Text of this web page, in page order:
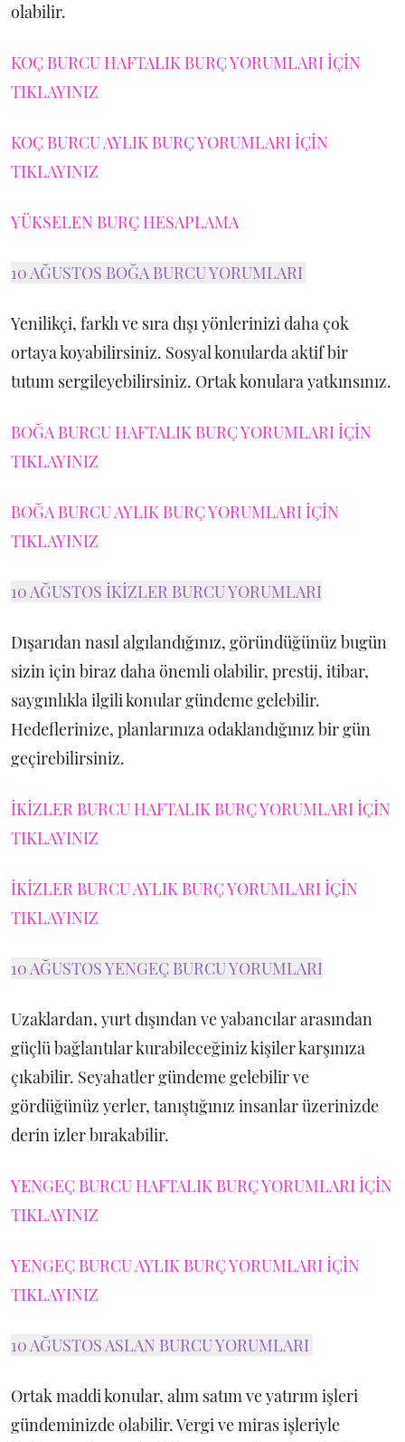
olabilir.
KOÇ BURCU HAFTALIK BURÇ YORUMLARI İÇİN
TIKLAYINIZ
KOÇ BURCU AYLIK BURÇ YORUMLARI İÇİN
TIKLAYINIZ
YÜKSELEN BURÇ HESAPLAMA
10 AĞUSTOS BOĞA BURCU YORUMLARI
Yenilikçi, farklı ve sıra dışı yönlerinizi daha çok
ortaya koyabilirsiniz. Sosyal konularda aktif bir
tutum sergileyebilirsiniz. Ortak konulara yatkınsınız.
BOĞA BURCU HAFTALIK BURÇ YORUMLARI İÇİN
TIKLAYINIZ
BOĞA BURCU AYLIK BURÇ YORUMLARI İÇİN
TIKLAYINIZ
10 AĞUSTOS İKİZLER BURCU YORUMLARI
Dışarıdan nasıl algılandığınız, göründüğünüz bugün
sizin için biraz daha önemli olabilir, prestij, itibar,
saygınlıkla ilgili konular gündeme gelebilir.
Hedeflerinize, planlarınıza odaklandığınız bir gün
geçirebilirsiniz.
İKİZLER BURCU HAFTALIK BURÇ YORUMLARI İÇİN
TIKLAYINIZ
İKİZLER BURCU AYLIK BURÇ YORUMLARI İÇİN
TIKLAYINIZ
10 AĞUSTOS YENGEÇ BURCU YORUMLARI
Uzaklardan, yurt dışından ve yabancılar arasından
güçlü bağlantılar kurabileceğiniz kişiler karşınıza
çıkabilir. Seyahatler gündeme gelebilir ve
gördüğünüz yerler, tanıştığınız insanlar üzerinizde
derin izler bırakabilir.
YENGEÇ BURCU HAFTALIK BURÇ YORUMLARI İÇİN
TIKLAYINIZ
YENGEÇ BURCU AYLIK BURÇ YORUMLARI İÇİN
TIKLAYINIZ
10 AĞUSTOS ASLAN BURCU YORUMLARI
Ortak maddi konular, alım satım ve yatırım işleri
gündeminizde olabilir. Vergi ve miras işleriyle